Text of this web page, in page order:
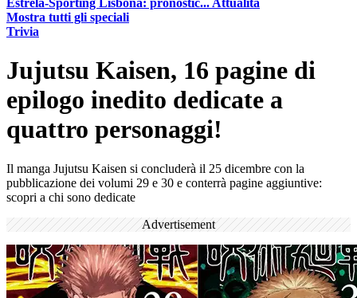
Mostra tutti gli speciali
Trivia
Jujutsu Kaisen, 16 pagine di
epilogo inedito dedicate a
quattro personaggi!
Il manga Jujutsu Kaisen si concluderà il 25 dicembre con la
pubblicazione dei volumi 29 e 30 e conterrà pagine aggiuntive:
scopri a chi sono dedicate
Advertisement